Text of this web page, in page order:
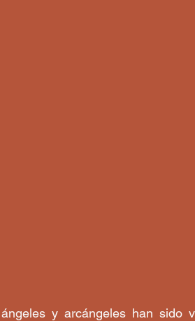
y arcángeles han sido